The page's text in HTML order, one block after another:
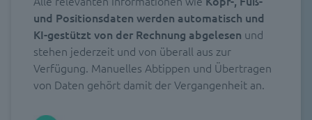
und Positionsdaten werden automatisch und
KI-gestützt von der Rechnung abgelesen und
stehen jederzeit und von überall aus zur
Verfügung. Manuelles Abtippen und Übertragen
von Daten gehört damit der Vergangenheit an.